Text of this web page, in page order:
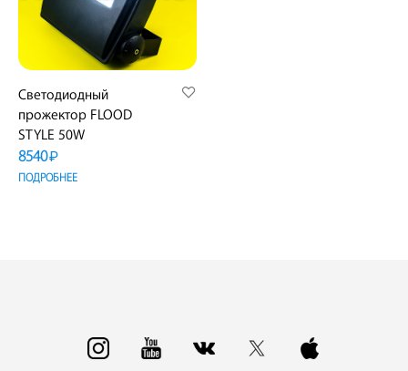
Светодиодный
прожектор FLOOD
STYLE 50W
8540₽
ПОДРОБНЕЕ